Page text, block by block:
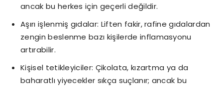
ancak bu herkes için geçerli değildir.
Aşırı işlenmiş gıdalar: Liften fakir, rafine gıdalardan
zengin beslenme bazı kişilerde inflamasyonu
artırabilir.
Kişisel tetikleyiciler: Çikolata, kızartma ya da
baharatlı yiyecekler sıkça suçlanır; ancak bu